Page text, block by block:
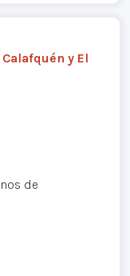
y El
de